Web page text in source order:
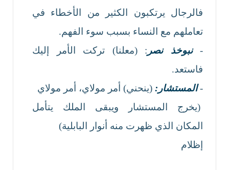
فالرجال يرتكبون الكثير من الأخطاء في
تعاملهم مع النساء بسبب سوء الفهم.
- نبوخذ نصر : (معلنا) تركت الأمر إليك
فاستعد.
-المستشار: (ينحني) أمر مولاي، أمر مولاي
(يخرج المستشار ويبقى الملك يتأمل
المكان الذي ظهرت منه أنوار البابلية)
إظلام